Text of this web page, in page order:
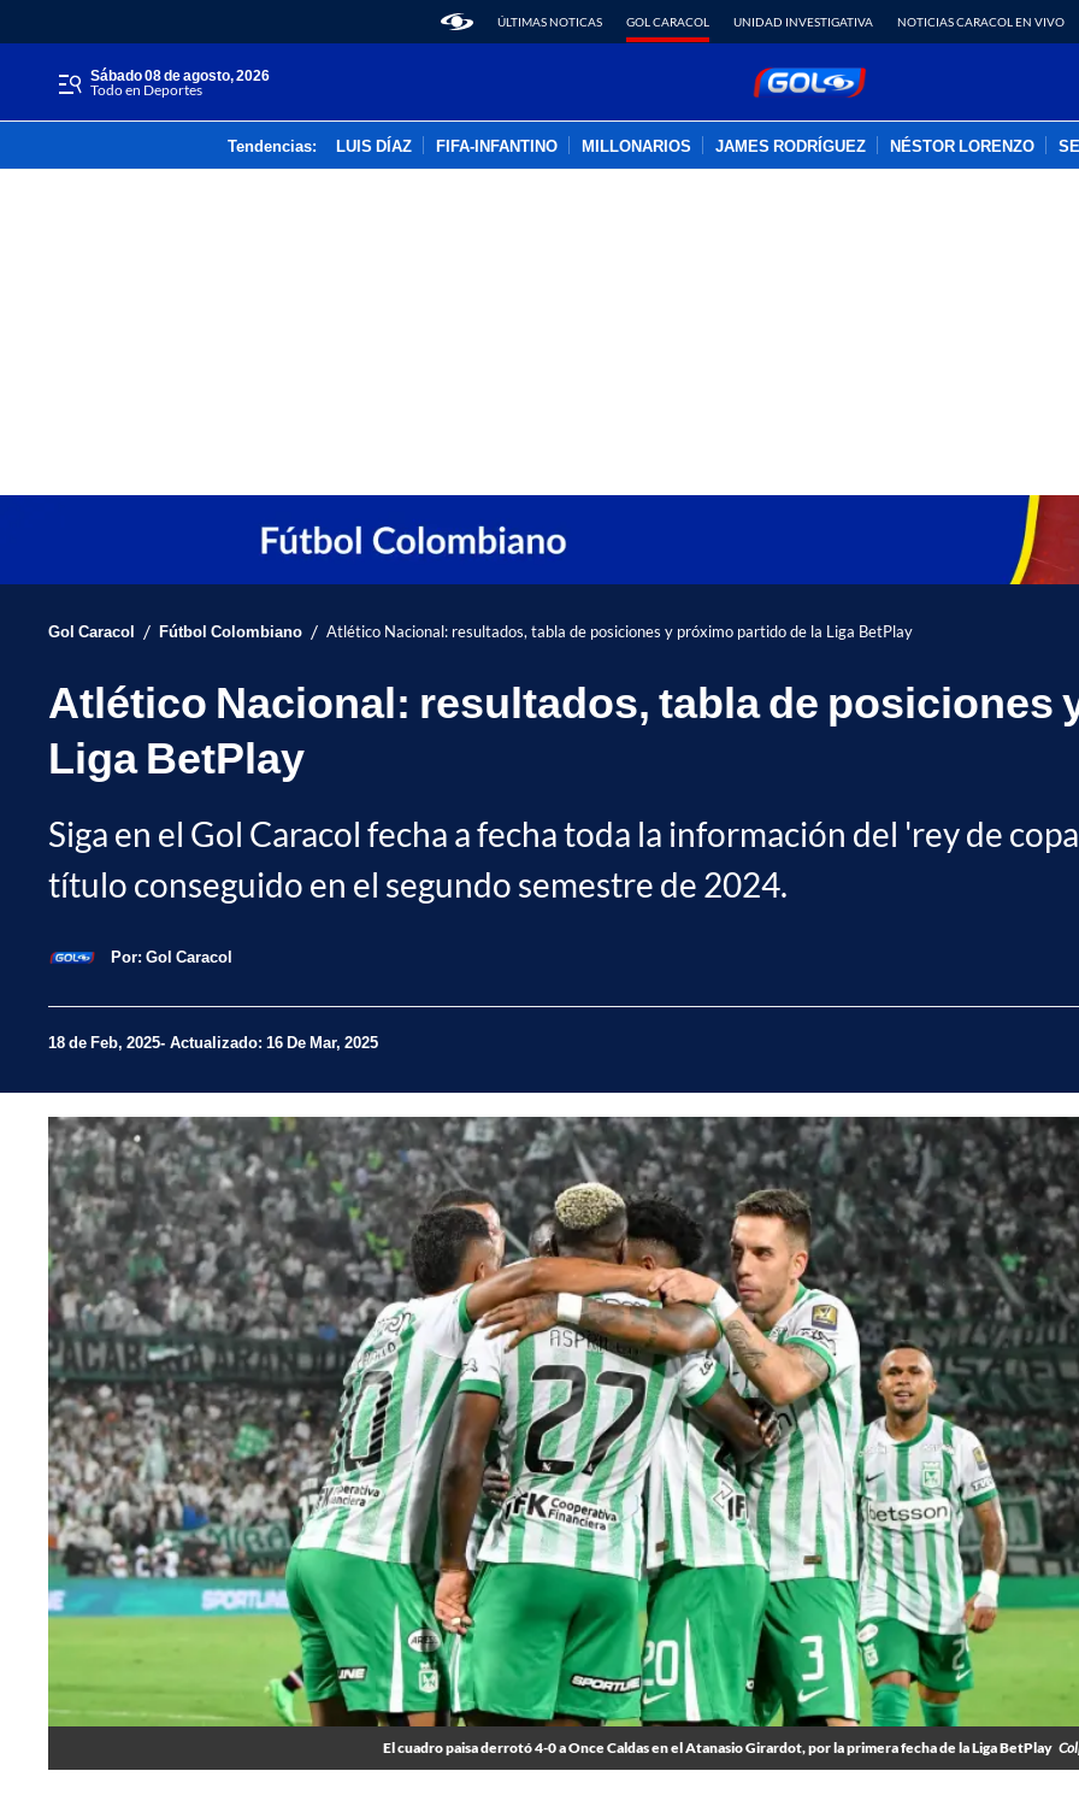
ÚLTIMAS NOTICAS GOL CARACOL UNIDAD INVESTIGATIVA NOTICIAS CARACOL EN VIVO
sábado 08 de agosto, 2026
Todo en Deportes
Tendencias: LUIS DÍAZ FIFA-INFANTINO MILLONARIOS JAMES RODRÍGUEZ NÉSTOR LORENZO
Gol Caracol / Fútbol Colombiano / Atlético Nacional: resultados, tabla de posiciones y próximo partido de la Liga BetPlay
Atlético Nacional: resultados, tabla de posiciones
Liga BetPlay
Siga en el Gol Caracol fecha a fecha toda la información del 'rey de
título conseguido en el segundo semestre de 2024.
Por: Gol Caracol
18 de Feb, 2025 Actualizado: 16 De Mar, 2025
El cuadro paisa derrotó 4-0 a Once Caldas en el Atanasio Girardot, por la primera fecha de la Liga BetPlay